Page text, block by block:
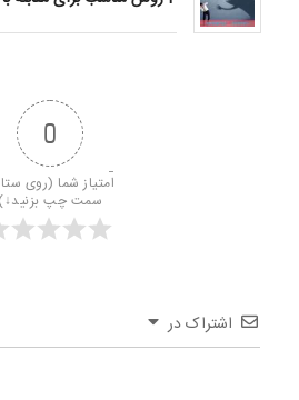
0
امتیاز شما (روی
سمت چپ بزنید↓)
اشتراک در